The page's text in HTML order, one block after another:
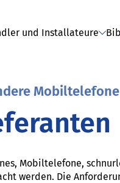
und Installateure
Mobiltelefone,
werden. Die